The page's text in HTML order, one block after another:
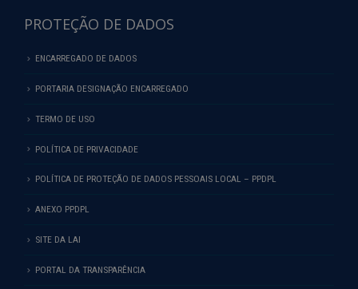
PROTEÇÃO DE DADOS
ENCARREGADO DE DADOS
PORTARIA DESIGNAÇÃO ENCARREGADO
TERMO DE USO
POLÍTICA DE PRIVACIDADE
POLÍTICA DE PROTEÇÃO DE DADOS PESSOAIS LOCAL – PPDPL
ANEXO PPDPL
SITE DA LAI
PORTAL DA TRANSPARÊNCIA